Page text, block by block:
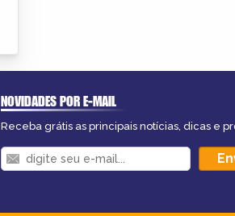
NOVIDADES POR E-MAIL
Receba grátis as principais notícias, dicas e